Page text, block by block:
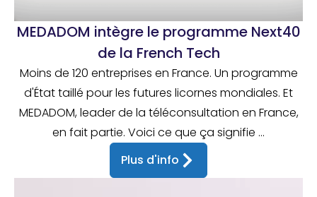
MEDADOM intègre le programme Next40
de la French Tech
Moins de 120 entreprises en France. Un programme
d'État taillé pour les futures licornes mondiales. Et
MEDADOM, leader de la téléconsultation en France,
en fait partie. Voici ce que ça signifie ...
Plus d'info